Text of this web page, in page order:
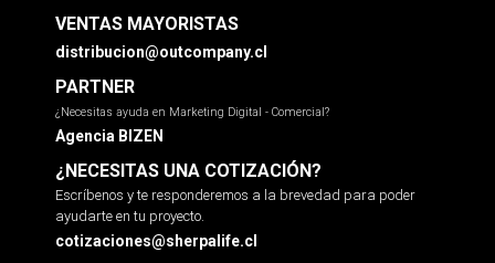
VENTAS MAYORISTAS
distribucion@outcompany.cl
PARTNER
¿Necesitas ayuda en Marketing Digital - Comercial?
Agencia BIZEN
¿NECESITAS UNA COTIZACIÓN?
Escríbenos y te responderemos a la brevedad para poder
ayudarte en tu proyecto.
cotizaciones@sherpalife.cl